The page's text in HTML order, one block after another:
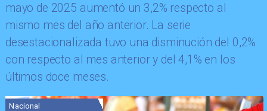
mayo de 2025 aumentó un 3,2% respecto al
mismo mes del año anterior. La serie
desestacionalizada tuvo una disminución del 0,2%
con respecto al mes anterior y del 4,1% en los
últimos doce meses.
Nacional